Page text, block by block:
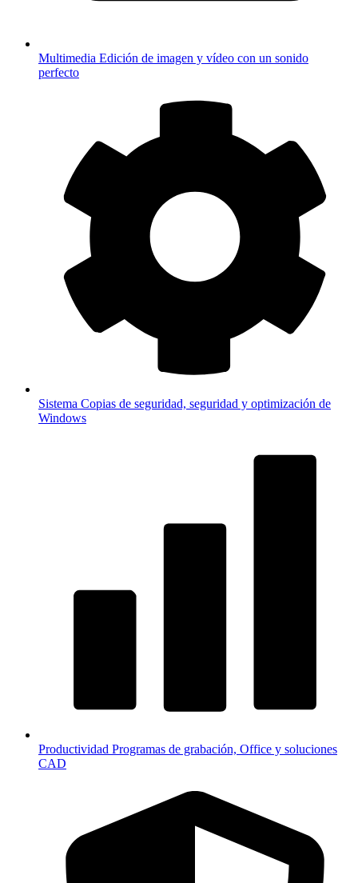
Multimedia Edición de imagen y vídeo con un sonido
perfecto
Sistema Copias de seguridad, seguridad y optimización de
Windows
Productividad Programas de grabación, Office y soluciones
CAD